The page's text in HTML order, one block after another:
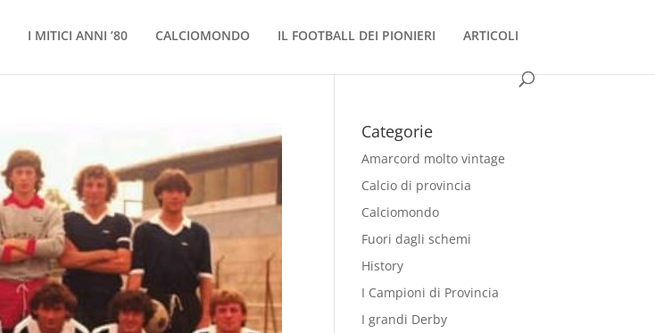
I MITICI ANNI ’80 CALCIOMONDO IL FOOTBALL DEI PIONIERI ARTICOLI
Categorie
Amarcord molto vintage
Calcio di provincia
Calciomondo
Fuori dagli schemi
History
I Campioni di Provincia
I grandi Derby